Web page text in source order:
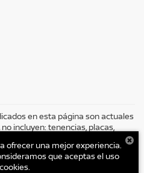
en esta página son actuales
incluyen: tenencias, placas,
Grupo AUTOCOM, se
especificaciones y los precios de
previo a la celebración del
el vehículo actual. (Opciones,
ofrecer una mejor experiencia.
que aceptas el uso